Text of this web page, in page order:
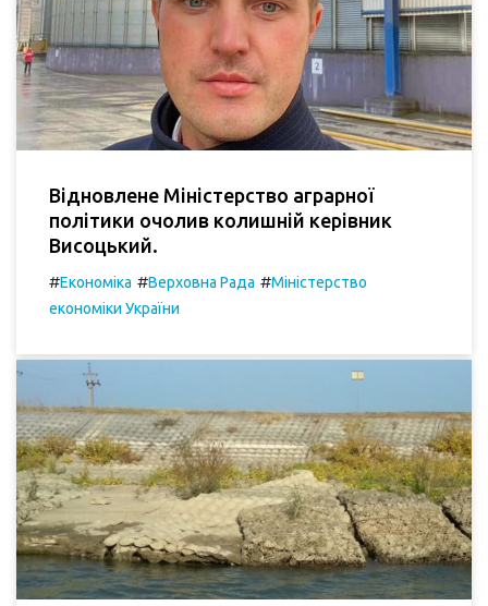
Відновлене Міністерство аграрної
політики очолив колишній керівник
Висоцький.
#Економіка #Верховна Рада #Міністерство
економіки України